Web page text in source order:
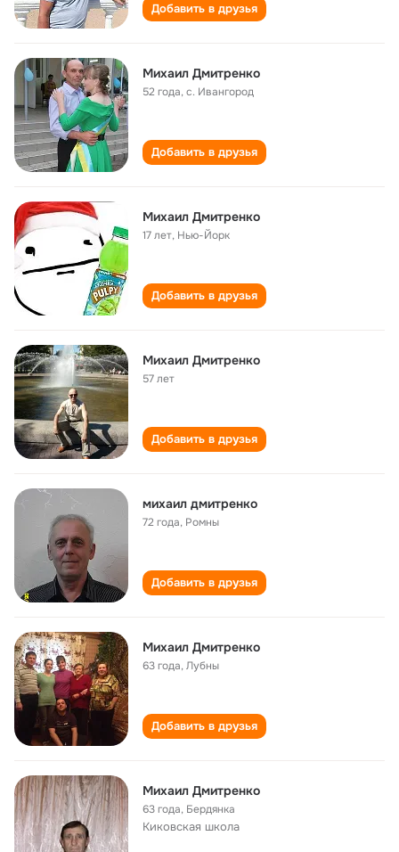
Добавить в друзья
Михаил Дмитренко
52 года,с. Ивангород
Добавить в друзья
Михаил Дмитренко
17 лет, Нью-Йорк
Добавить в друзья
Михаил Дмитренко
57 лет
Добавить в друзья
михаил дмитренко
72 года, Ромны
Добавить в друзья
Михаил Дмитренко
63 года,Лубны
Добавить в друзья
Михаил Дмитренко
63 года, Бердянка
Киковская школа